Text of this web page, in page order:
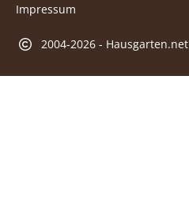
Impressum
2004-2026 - Hausgarten.net